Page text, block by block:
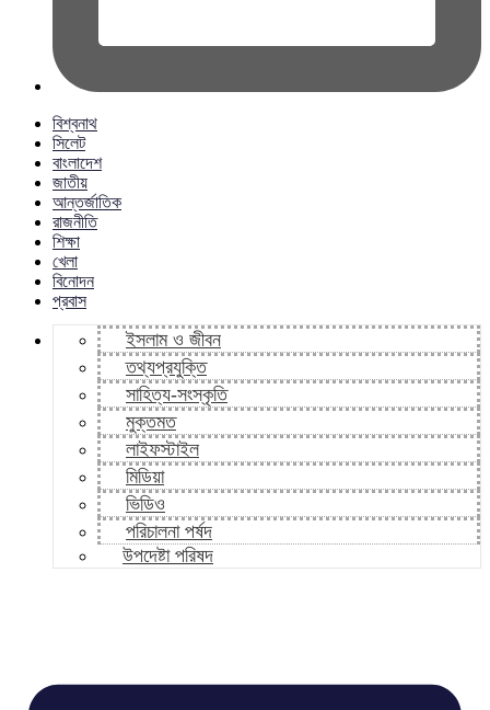
বিশ্বনাথ
সিলেট
বাংলাদেশ
জাতীয়
আন্তর্জাতিক
রাজনীতি
শিক্ষা
খেলা
বিনোদন
প্রবাস
ইসলাম ও জীবন
তথ্যপ্রযুক্তি
সাহিত্য-সংস্কৃতি
মুক্তমত
লাইফস্টাইল
মিডিয়া
ভিডিও
পরিচালনা পর্ষদ
উপদেষ্টা পরিষদ